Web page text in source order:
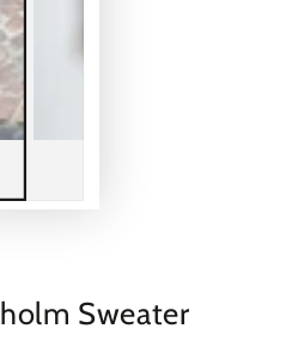
Sweater